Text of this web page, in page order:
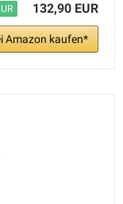
132,90 EUR
Amazon kaufen*